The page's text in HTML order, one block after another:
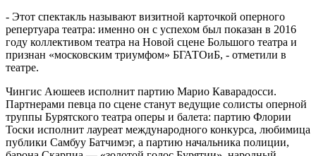
- Этот спектакль называют визитной карточкой оперного
репертуара театра: именно он с успехом был показан в 2016
году коллективом театра на Новой сцене Большого театра и
признан «московским триумфом» БГАТОиБ, - отметили в
театре.
Чингис Аюшеев исполнит партию Марио Каварадосси.
Партнерами певца по сцене станут ведущие солисты оперной
труппы Бурятского театра оперы и балета: партию Флории
Тоски исполнит лауреат международного конкурса, любимица
публики Самбуу Батчимэг, а партию начальника полиции,